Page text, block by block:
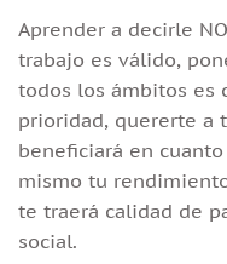
Aprender a decirle
trabajo es válido,
todos los ámbitos es
prioridad, quererte a
beneficiará en
mismo tu
te traerá calidad de
social.